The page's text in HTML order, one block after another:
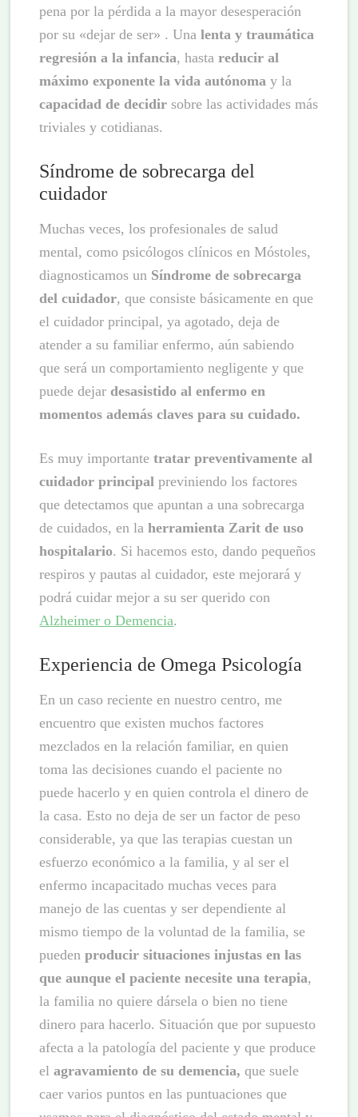
pena por la pérdida a la mayor desesperación
por su «dejar de ser» . Unalenta y traumática
regresión a la infancia, hasta reducir al
máximo exponente la vida autónoma y la
capacidad de decidir sobre las actividades más
triviales y cotidianas.
Síndrome de sobrecarga del
cuidador
Muchas veces, los profesionales de salud
mental, como psicólogos clínicos en Móstoles,
diagnosticamos un Síndrome de sobrecarga
del cuidador, que consiste básicamente en que
el cuidador principal, ya agotado, deja de
atender a su familiar enfermo, aún sabiendo
que será un comportamiento negligente y que
puede dejardesasistido al enfermo en
momentos además claves para su cuidado.
Es muy importantetratar preventivamente al
cuidador principal previniendo los factores
que detectamos que apuntan a una sobrecarga
de cuidados, en la herramienta Zarit de uso
hospitalario. Si hacemos esto, dando pequeños
respiros y pautas al cuidador, este mejorará y
podrá cuidar mejor a su ser querido con
Alzheimer o Demencia.
Experiencia de Omega Psicología
En un caso reciente en nuestro centro, me
encuentro que existen muchos factores
mezclados en la relación familiar, en quien
toma las decisiones cuando el paciente no
puede hacerlo y en quien controla el dinero de
la casa. Esto no deja de ser un factor de peso
considerable, ya que las terapias cuestan un
esfuerzo económico a la familia, y al ser el
enfermo incapacitado muchas veces para
manejo de las cuentas y ser dependiente al
mismo tiempo de la voluntad de la familia, se
puedenproducir situaciones injustas en las
que aunque el paciente necesite una terapia,
la familia no quiere dársela o bien no tiene
dinero para hacerlo. Situación que por supuesto
afecta a la patología del paciente y que produce
elagravamiento de su demencia, que suele
caer varios puntos en las puntuaciones que